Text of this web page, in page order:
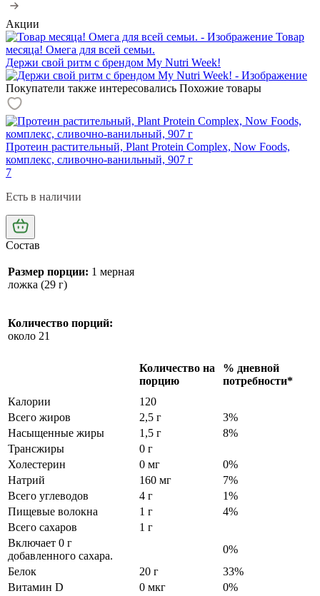
Акции
Товар
месяца! Омега для всей семьи.
Держи свой ритм с брендом My Nutri Week!
Покупатели также интересовались Похожие товары
Протеин растительный, Plant Protein Complex, Now Foods,
комплекс, сливочно-ванильный, 907 г
7
Есть в наличии
Состав
Размер порции: 1 мерная
ложка (29 г)
Количество порций:
около 21
Количество на
порцию
% дневной
потребности*
Калории
120
Всего жиров
2,5 г
3%
Насыщенные жиры
1,5 г
8%
Трансжиры
0 г
Холестерин
0 мг
0%
Натрий
160 мг
7%
Всего углеводов
4 г
1%
Пищевые волокна
1 г
4%
Всего сахаров
1 г
Включает 0 г
добавленного сахара.
0%
Белок
20 г
33%
Витамин D
0 мкг 0%